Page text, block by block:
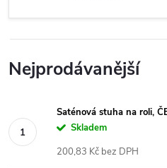
Nejprodávanější
Saténová stuha na roli,
Skladem
200,83 Kč bez DPH